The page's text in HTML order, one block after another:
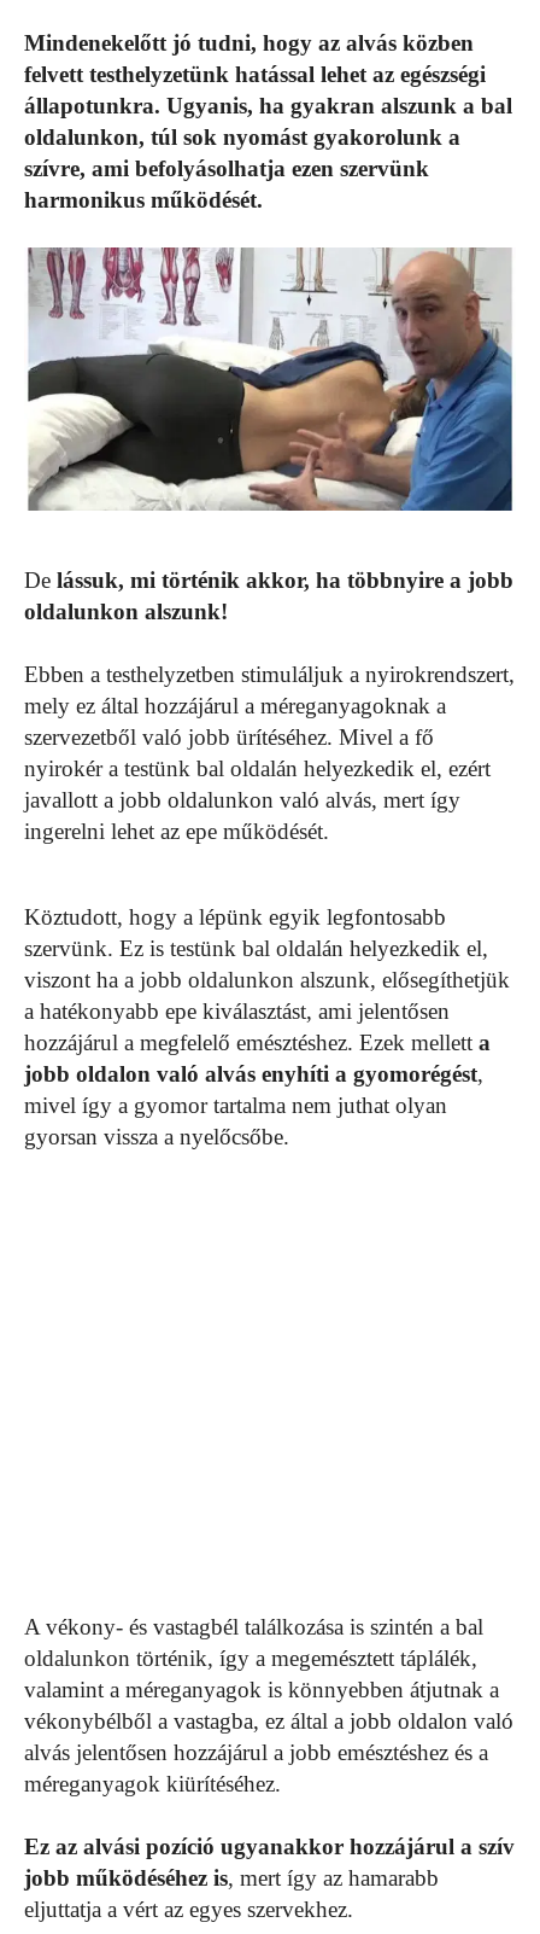
Mindenekelőtt jó tudni, hogy az alvás közben
felvett testhelyzetünk hatással lehet az egészségi
állapotunkra. Ugyanis, ha gyakran alszunk a bal
oldalunkon, túl sok nyomást gyakorolunk a
szívre, ami befolyásolhatja ezen szervünk
harmonikus működését.
De lássuk, mi történik akkor, ha többnyire a jobb
oldalunkon alszunk!
Ebben a testhelyzetben stimuláljuk a nyirokrendszert,
mely ez által hozzájárul a méreganyagoknak a
szervezetből való jobb ürítéséhez. Mivel a fő
nyirokér a testünk bal oldalán helyezkedik el, ezért
javallott a jobb oldalunkon való alvás, mert így
ingerelni lehet az epe működését.
Köztudott, hogy a lépünk egyik legfontosabb
szervünk. Ez is testünk bal oldalán helyezkedik el,
viszont ha a jobb oldalunkon alszunk, elősegíthetjük
a hatékonyabb epe kiválasztást, ami jelentősen
hozzájárul a megfelelő emésztéshez. Ezek mellett a
jobb oldalon való alvás enyhíti a gyomorégést,
mivel így a gyomor tartalma nem juthat olyan
gyorsan vissza a nyelőcsőbe.
A vékony- és vastagbél találkozása is szintén a bal
oldalunkon történik, így a megemésztett táplálék,
valamint a méreganyagok is könnyebben átjutnak a
vékonybélből a vastagba, ez által a jobb oldalon való
alvás jelentősen hozzájárul a jobb emésztéshez és a
méreganyagok kiürítéséhez.
Ez az alvási pozíció ugyanakkor hozzájárul a szív
jobb működéséhez is, mert így az hamarabb
eljuttatja a vért az egyes szervekhez.